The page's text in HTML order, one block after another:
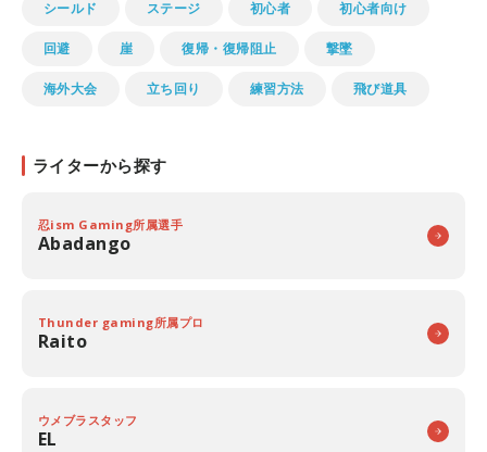
シールド ステージ 初心者 初心者向け
回避 崖 復帰・復帰阻止 撃墜
海外大会 立ち回り 練習方法 飛び道具
ライターから探す
忍ism Gaming所属選手
Abadango
Thunder gaming所属プロ
Raito
ウメブラスタッフ
EL